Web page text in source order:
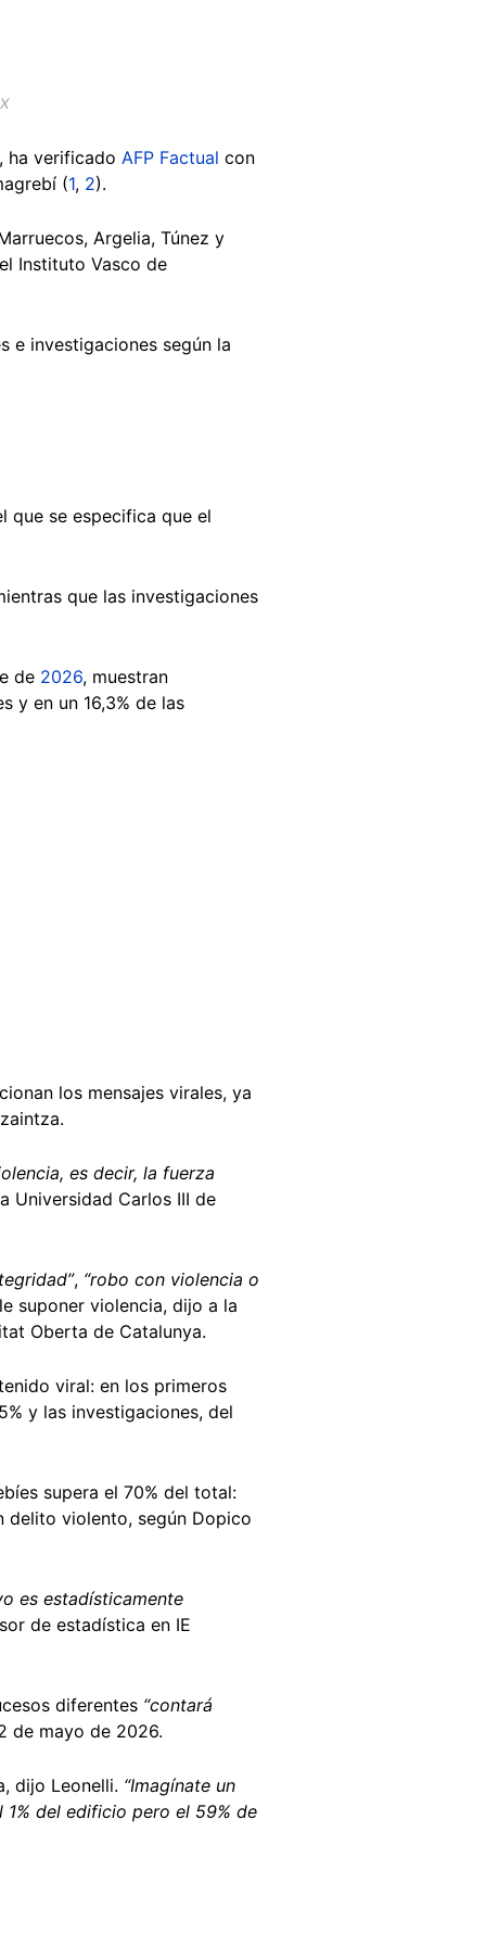
ha verificado AFP Factual con
(1, 2).
Argelia, Túnez y
Instituto Vasco de
e investigaciones según la
que se especifica que el
que las investigaciones
de 2026, muestran
y en un 16,3% de las
los mensajes virales, ya
es decir, la fuerza
Universidad Carlos III de
, “robo con violencia o
suponer violencia, dijo a la
Oberta de Catalunya.
viral: en los primeros
y las investigaciones, del
supera el 70% del total:
delito violento, según Dopico
es estadísticamente
de estadística en IE
diferentes “contará
de mayo de 2026.
dijo Leonelli. “Imagínate un
del edificio pero el 59% de